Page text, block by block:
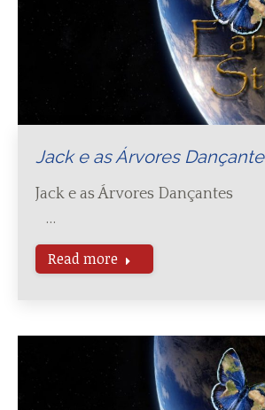
Jack e as Árvores
Jack e as Árvores
…
Read more